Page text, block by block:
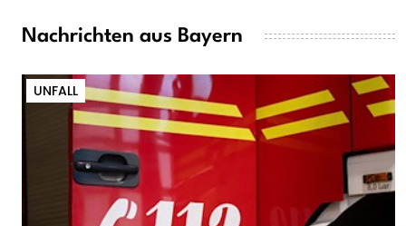
Nachrichten aus Bayern
UNFALL